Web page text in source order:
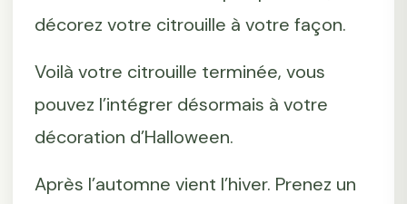
décorez votre citrouille à votre façon.
Voilà votre citrouille terminée, vous
pouvez l’intégrer désormais à votre
décoration d’Halloween.
Après l’automne vient l’hiver. Prenez un